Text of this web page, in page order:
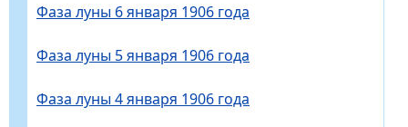
Фаза луны 6 января 1906 года
Фаза луны 5 января 1906 года
Фаза луны 4 января 1906 года